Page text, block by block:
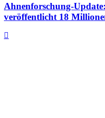
Ahnenforschung-
veröffentlicht 18